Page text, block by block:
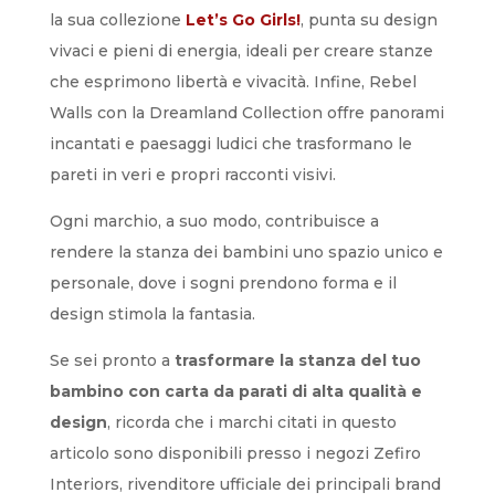
la sua collezione Let’s Go Girls!, punta su design
vivaci e pieni di energia, ideali per creare stanze
che esprimono libertà e vivacità. Infine, Rebel
Walls con la Dreamland Collection offre panorami
incantati e paesaggi ludici che trasformano le
pareti in veri e propri racconti visivi.
Ogni marchio, a suo modo, contribuisce a
rendere la stanza dei bambini uno spazio unico e
personale, dove i sogni prendono forma e il
design stimola la fantasia.
Se sei pronto a trasformare la stanza del tuo
bambino con carta da parati di alta qualità e
design, ricorda che i marchi citati in questo
articolo sono disponibili presso i negozi Zefiro
Interiors, rivenditore ufficiale dei principali brand